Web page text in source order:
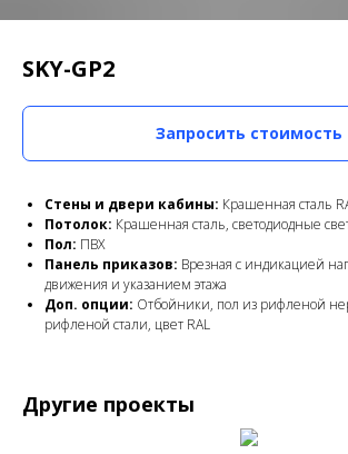
SKY-GP2
Запросить стоимость
Стены и двери кабины: Крашенная сталь
Потолок: Крашенная сталь, светодиодные
Пол: ПВХ
Панель приказов: Врезная с индикацией
движения и указанием этажа
Доп. опции: Отбойники, пол из рифленой
рифленой стали, цвет RAL
Другие проекты